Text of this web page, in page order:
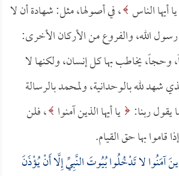
يا أيها الناس ، في أصولها، مثل: شهادة أن لا
رسول الله، والفروع من الأركان الأخرى:
وحجاً، يخاطب بها كل إنسان، ولكنها لا
شهد لله بالوحدانية، ولمحمد بالرسالة
ربنا:
يا أيها الذين آمنوا ، فلن
قاموا بها حق القيام.
آمَنُوا لا تَدْخُلُوا بُيُوتَ النَّبِيِّ إِلَّا أَنْ يُؤْذَنَ